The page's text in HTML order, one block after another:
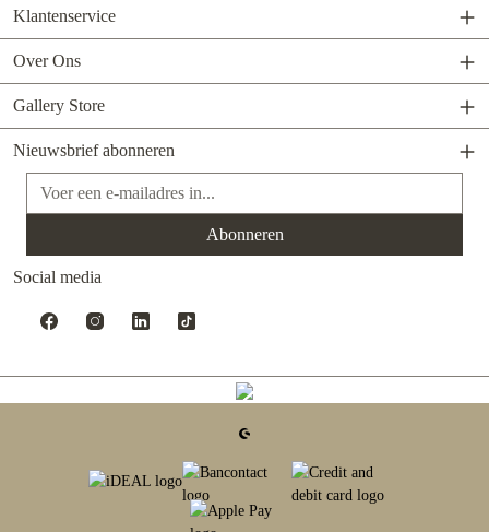
Klantenservice
Over Ons
Gallery Store
Nieuwsbrief abonneren
E-mailadres*
Abonneren
Social media